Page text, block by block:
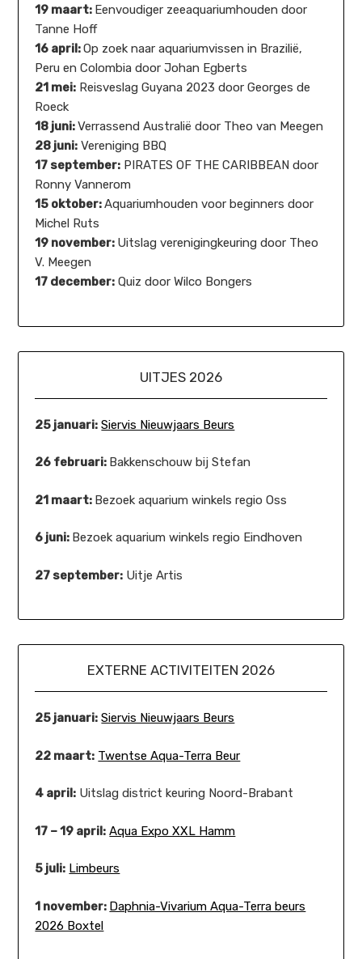
19 maart: Eenvoudiger zeeaquariumhouden door
Tanne Hoff
16 april:Op zoek naar aquariumvissen in Brazilië,
Peru en Colombia door Johan Egberts
21 mei: Reisveslag Guyana 2023 door Georges de
Roeck
18 juni:Verrassend Australië door Theo van Meegen
28 juni: Vereniging BBQ
17 september: PIRATES OF THE CARIBBEAN door
Ronny Vannerom
15 oktober:Aquariumhouden voor beginners door
Michel Ruts
19 november: Uitslag verenigingkeuring door Theo
V. Meegen
17 december: Quiz door Wilco Bongers
UITJES 2026
25 januari: Siervis Nieuwjaars Beurs
26 februari: Bakkenschouw bij Stefan
21 maart: Bezoek aquarium winkels regio Oss
6 juni: Bezoek aquarium winkels regio Eindhoven
27 september: Uitje Artis
EXTERNE ACTIVITEITEN 2026
25 januari: Siervis Nieuwjaars Beurs
22 maart: Twentse Aqua-Terra Beur
4 april: Uitslag district keuring Noord-Brabant
17 – 19 april: Aqua Expo XXL Hamm
5 juli: Limbeurs
1 november: Daphnia-Vivarium Aqua-Terra beurs
2026 Boxtel